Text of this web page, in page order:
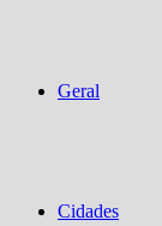
Geral
Cidades